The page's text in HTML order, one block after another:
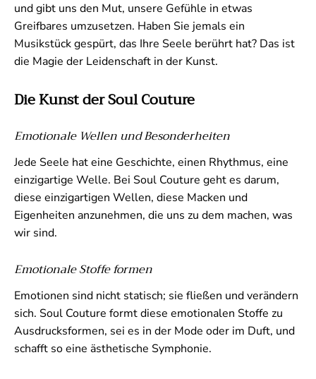
und gibt uns den Mut, unsere Gefühle in etwas
Greifbares umzusetzen. Haben Sie jemals ein
Musikstück gespürt, das Ihre Seele berührt hat? Das ist
die Magie der Leidenschaft in der Kunst.
Die Kunst der Soul Couture
Emotionale Wellen und Besonderheiten
Jede Seele hat eine Geschichte, einen Rhythmus, eine
einzigartige Welle. Bei Soul Couture geht es darum,
diese einzigartigen Wellen, diese Macken und
Eigenheiten anzunehmen, die uns zu dem machen, was
wir sind.
Emotionale Stoffe formen
Emotionen sind nicht statisch; sie fließen und verändern
sich. Soul Couture formt diese emotionalen Stoffe zu
Ausdrucksformen, sei es in der Mode oder im Duft, und
schafft so eine ästhetische Symphonie.